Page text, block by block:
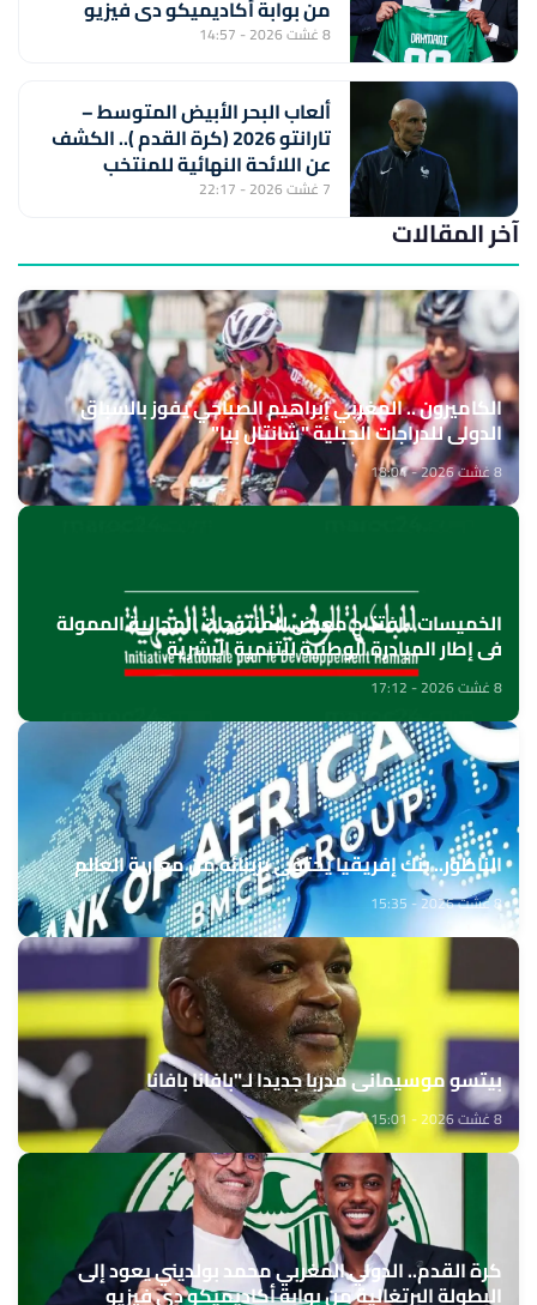
من بوابة أكاديميكو دي فيزيو
8 غشت 2026 - 14:57
ألعاب البحر الأبيض المتوسط –
تارانتو 2026 (كرة القدم ).. الكشف
عن اللائحة النهائية للمنتخب
المغربي لأقل من 20 سنة
7 غشت 2026 - 22:17
آخر المقالات
الكاميرون .. المغربي إبراهيم الصباحي يفوز بالسباق
الدولي للدراجات الجبلية "شانتال بيا"
8 غشت 2026 - 18:04
الخميسات ..افتتاح معرض للمنتوجات المجالية الممولة
في إطار المبادرة الوطنية للتنمية البشرية
8 غشت 2026 - 17:12
الناظور.. بنك إفريقيا يحتفي بزبنائه من مغاربة العالم
8 غشت 2026 - 15:35
بيتسو موسيماني مدربا جديدا لـ"بافانا بافانا
8 غشت 2026 - 15:01
كرة القدم.. الدولي المغربي محمد بولديني يعود إلى
البطولة البرتغالية من بوابة أكاديميكو دي فيزيو